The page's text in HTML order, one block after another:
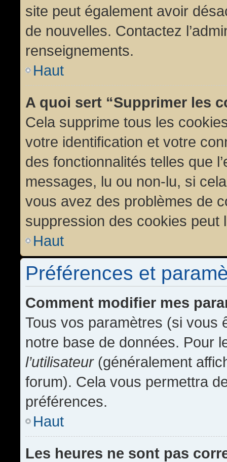
site peut également avoir
de nouvelles. Contactez
renseignements.
Haut
A quoi sert “Supprimer les
Cela supprime tous les
votre identification et votre
des fonctionnalités telles que
messages, lu ou non-lu, si
vous avez des problèmes de
suppression des cookies peut
Haut
Préférences et
Comment modifier mes
Tous vos paramètres (si vous
notre base de données. Pour
l’utilisateur(généralement
forum). Cela vous permettra
préférences.
Haut
Les heures ne sont pas